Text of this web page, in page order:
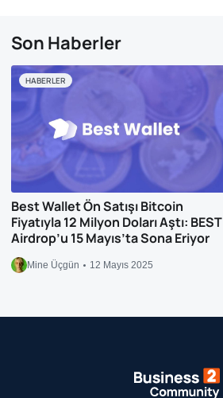
Son Haberler
Best Wallet Ön Satışı Bitcoin
Fiyatıyla 12 Milyon Doları Aştı: BEST
Airdrop’u 15 Mayıs’ta Sona Eriyor
Mine Üçgün 12 Mayıs 2025
HABERLER